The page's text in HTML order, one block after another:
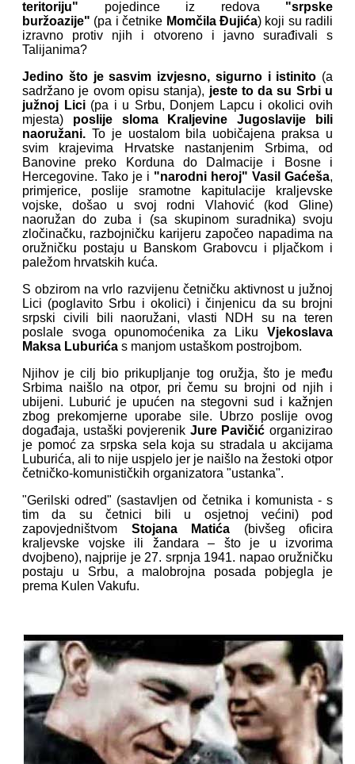
teritoriju" pojedince iz redova "srpske
buržoazije" (pa i četnike Momčila Đujića) koji su radili
izravno protiv njih i otvoreno i javno surađivali s
Talijanima?
Jedino što je sasvim izvjesno, sigurno i istinito (a
sadržano je ovom opisu stanja), jeste to da su Srbi u
južnoj Lici(pa i u Srbu, Donjem Lapcu i okolici ovih
mjesta) poslije sloma Kraljevine Jugoslavije
bili
naoružani. To je uostalom bila uobičajena praksa u
svim krajevima Hrvatske nastanjenim Srbima, od
Banovine preko Korduna do Dalmacije i Bosne i
Hercegovine. Tako je i "narodni heroj" Vasil Gaćeša,
primjerice, poslije sramotne kapitulacije kraljevske
vojske, došao u svoj rodni Vlahović (kod Gline)
naoružan do zuba i (sa skupinom suradnika) svoju
zločinačku, razbojničku karijeru započeo napadima na
oružničku postaju u Banskom Grabovcu i pljačkom i
paležom hrvatskih kuća.
S obzirom na vrlo razvijenu četničku aktivnost u južnoj
Lici (poglavito Srbu i okolici) i činjenicu da su brojni
srpski civili bili naoružani, vlasti NDH su na teren
poslale svoga opunomoćenika za Liku Vjekoslava
Maksa Luburića s manjom ustaškom postrojbom.
Njihov je cilj bio prikupljanje tog oružja, što je među
Srbima naišlo na otpor, pri čemu su brojni od njih i
ubijeni. Luburić je upućen na stegovni sud i kažnjen
zbog prekomjerne uporabe sile. Ubrzo poslije ovog
događaja, ustaški povjerenik Jure Pavičićorganizirao
je pomoć za srpska sela koja su stradala u akcijama
Luburića, ali to nije uspjelo jer je naišlo na žestoki otpor
četničko-komunističkih organizatora "ustanka".
"Gerilski odred" (sastavljen od četnika i komunista - s
tim da su četnici bili u osjetnoj većini) pod
zapovjedništvom Stojana Matića (bivšeg oficira
kraljevske vojske ili žandara – što je u izvorima
dvojbeno), najprije je 27. srpnja 1941. napao oružničku
postaju u Srbu, a malobrojna posada pobjegla je
prema Kulen Vakufu.